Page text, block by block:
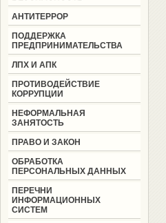
АНТИТЕРРОР
ПОДДЕРЖКА
ПРЕДПРИНИМАТЕЛЬСТВА
ЛПХ И АПК
ПРОТИВОДЕЙСТВИЕ
КОРРУПЦИИ
НЕФОРМАЛЬНАЯ
ЗАНЯТОСТЬ
ПРАВО И ЗАКОН
ОБРАБОТКА
ПЕРСОНАЛЬНЫХ ДАННЫХ
ПЕРЕЧНИ
ИНФОРМАЦИОННЫХ
СИСТЕМ